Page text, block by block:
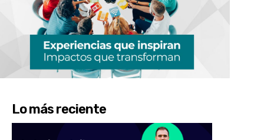
Lo más reciente